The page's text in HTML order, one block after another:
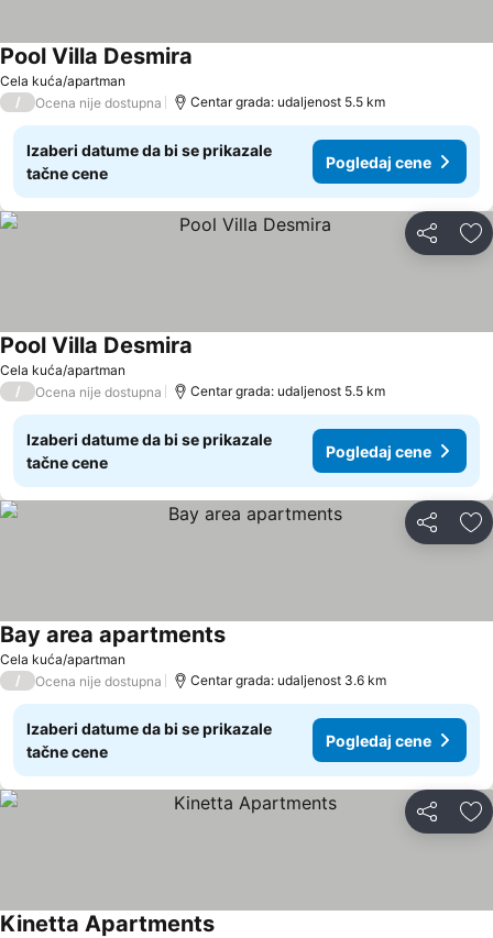
Cela kuća/apartman
Pool Villa Desmira
/ Ocena nije dostupna Centar grada: udaljenost 5.5 km
Izaberi datume da bi se prikazale
tačne cene
Pogledaj cene
Deli
Cela kuća/apartman
Pool Villa Desmira
/ Ocena nije dostupna Centar grada: udaljenost 5.5 km
Izaberi datume da bi se prikazale
tačne cene
Pogledaj cene
Deli
Cela kuća/apartman
Bay area apartments
/ Ocena nije dostupna Centar grada: udaljenost 3.6 km
Izaberi datume da bi se prikazale
tačne cene
Pogledaj cene
Deli
Kinetta Apartments